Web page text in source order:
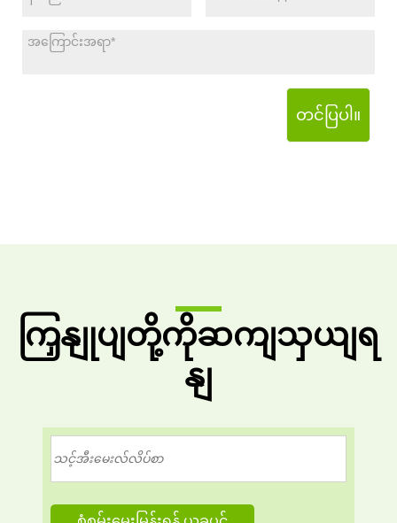
တင်ပြပါ။
ကြှနျုပျတို့ကိုဆကျသှယျရ
နျ